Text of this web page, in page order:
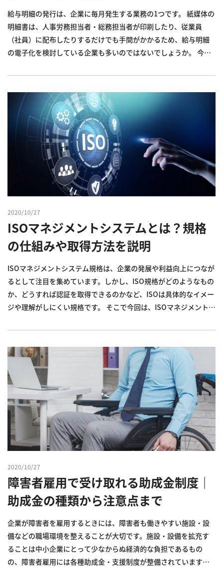
給与明細の発行は、企業に毎月発生する業務の1つです。 紙媒体の
明細書は、人事労務担当者・総務担当者が印刷したり、従業員
（社員）に配布したりするだけでも手間がかかるため、給与明細
の電子化を検討している企業も多いのではないでしょうか。 今回
ット・デメリットおよび注意点について解説します。 最後には給
与明細...
2020/10/27
ISOマネジメントシステムとは？規格
の仕組みや取得方法を説明
ISOマネジメントシステム規格は、企業の発展や利益向上につなが
るとして注目を集めています。しかし、ISO規格がどのようなもの
か、どうすれば認証を取得できるのかなど、ISOは具体的なイメー
ジや理解がしにくい規格です。 そこで今回は、ISOマネジメントシ
す。ISOの意義や取得の流れを理解することは、ISOマ...
2020/10/27
障害者雇用で受け取れる助成金制度｜
助成金の種類から注意点まで
企業が障害者を雇用するときには、障害者も働きやすい施設・設
備などの職場環境を整えることが大切です。施設・設備を拡充す
ることは中小企業にとって少なからぬ経済的な負担であるもの
の、障害者雇用には各種助成金・支援制度が整備されています。